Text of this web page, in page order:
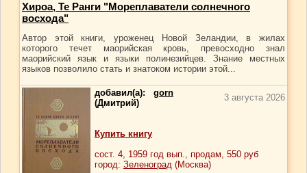
Хироа, Те Ранги "Мореплаватели солнечного
восхода"
Автор этой книги, уроженец Новой Зеландии, в жилах
которого течет маорийская кровь, превосходно знал
маорийский язык и языки полинезийцев. Знание местных
языков позволило стать и знатоком истории этой...
добавил(а): gorn
(Дмитрий)
3 августа 2026
Купить книгу
сост. 4, 1959 год вып., продам, 550 руб
город: Зеленоград (Москва)